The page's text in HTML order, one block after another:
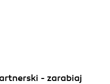
- zarabiaj